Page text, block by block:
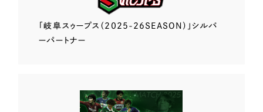
「岐阜スゥープス （2025-26SEASON）」 シルバ
ーパートナー